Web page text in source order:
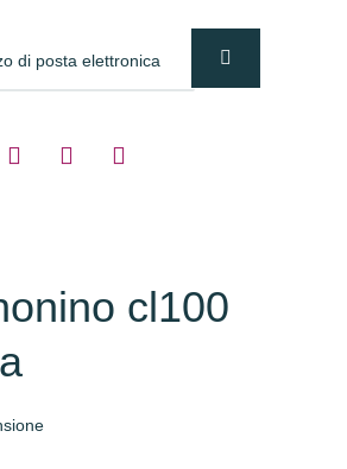
cl100